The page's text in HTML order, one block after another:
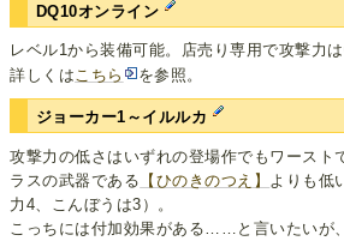
DQ10オンライン
レベル1から装備可能。店売り専用で攻撃力は
詳しくはこちら を参照。
ジョーカー1～イルルカ
攻撃力の低さはいずれの登場作でもワースト
ラスの武器である 【ひのきのつえ】
よりも低
力4、こんぼうは3）。
こっちには付加効果がある……と言いたいが